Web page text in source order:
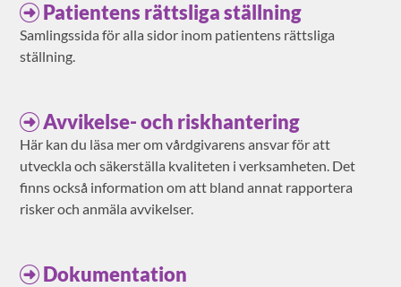
Patientens rättsliga ställning
Samlingssida för alla sidor inom patientens rättsliga
ställning.
Avvikelse- och riskhantering
Här kan du läsa mer om vårdgivarens ansvar för att
utveckla och säkerställa kvaliteten i verksamheten. Det
finns också information om att bland annat rapportera
risker och anmäla avvikelser.
Dokumentation